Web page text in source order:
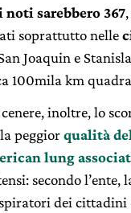
sarebbero 367
soprattutto nelle
Joaquin e
100mila km
inoltre, lo
peggiorqualità
lung
secondo l’ente,
dei